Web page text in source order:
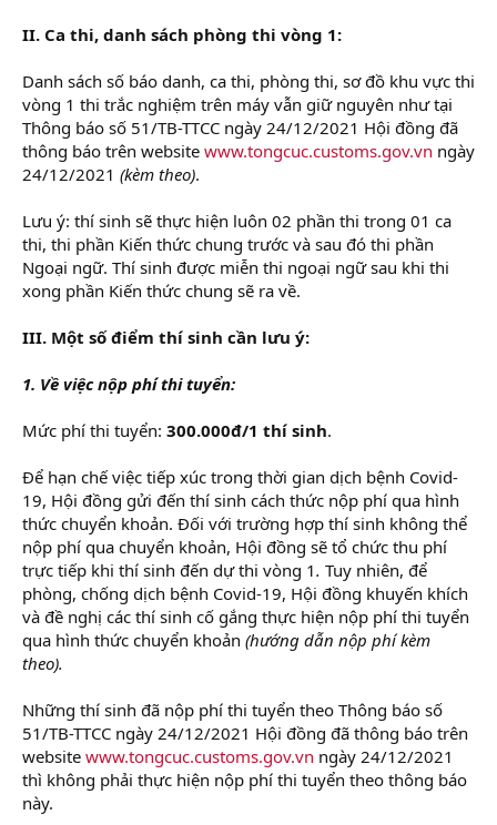
II. Ca thi, danh sách phòng thi vòng 1:
Danh sách số báo danh, ca thi, phòng thi, sơ đồ khu vực thi
vòng 1 thi trắc nghiệm trên máy vẫn giữ nguyên như tại
Thông báo số 51/TB-TTCC ngày 24/12/2021 Hội đồng đã
thông báo trên website www.tongcuc.customs.gov.vn ngày
24/12/2021 (kèm theo).
Lưu ý: thí sinh sẽ thực hiện luôn 02 phần thi trong 01 ca
thi, thi phần Kiến thức chung trước và sau đó thi phần
Ngoại ngữ. Thí sinh được miễn thi ngoại ngữ sau khi thi
xong phần Kiến thức chung sẽ ra về.
III. Một số điểm thí sinh cần lưu ý:
1. Về việc nộp phí thi tuyển:
Mức phí thi tuyển: 300.000đ/1 thí sinh.
Để hạn chế việc tiếp xúc trong thời gian dịch bệnh Covid-
19, Hội đồng gửi đến thí sinh cách thức nộp phí qua hình
thức chuyển khoản. Đối với trường hợp thí sinh không thể
nộp phí qua chuyển khoản, Hội đồng sẽ tổ chức thu phí
trực tiếp khi thí sinh đến dự thi vòng 1. Tuy nhiên, để
phòng, chống dịch bệnh Covid-19, Hội đồng khuyến khích
và đề nghị các thí sinh cố gắng thực hiện nộp phí thi tuyển
qua hình thức chuyển khoản (hướng dẫn nộp phí kèm
theo).
Những thí sinh đã nộp phí thi tuyển theo Thông báo số
51/TB-TTCC ngày 24/12/2021 Hội đồng đã thông báo trên
website www.tongcuc.customs.gov.vn ngày 24/12/2021
thì không phải thực hiện nộp phí thi tuyển theo thông báo
này.